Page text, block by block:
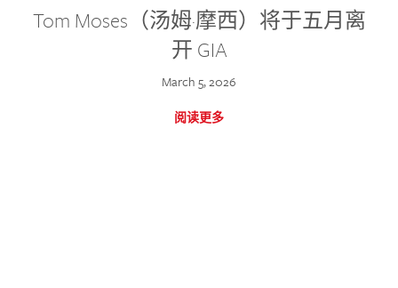
Tom Moses（汤姆·摩西）将于五月离
开 GIA
March 5, 2026
阅读更多